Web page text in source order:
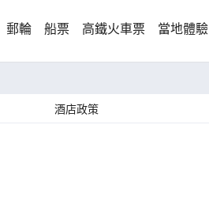
郵輪 船票 高鐵火車票 當地體驗
酒店政策